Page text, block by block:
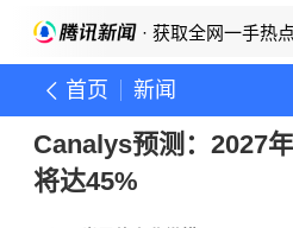
· 获取全网一手热点
首页 新闻
Canalys预测：2027
将达45%